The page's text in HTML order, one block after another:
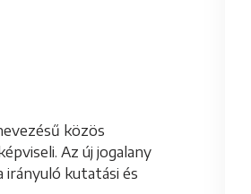
közös
Az új jogalany
irányuló kutatási és